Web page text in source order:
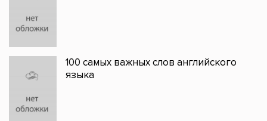
100 самых важных слов английского
языка